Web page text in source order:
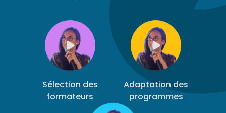
Sélection des
formateurs
Adaptation des
programmes